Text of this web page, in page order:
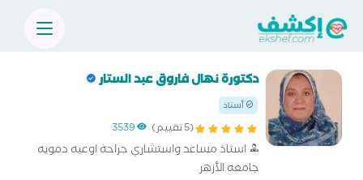
دكتورة نهال فاروق عبد الستار
أستاذ
(5 تقييم) 3539
استاذ مساعد واستشاري جراحه اوعيه دمويه
جامعه الأزهر